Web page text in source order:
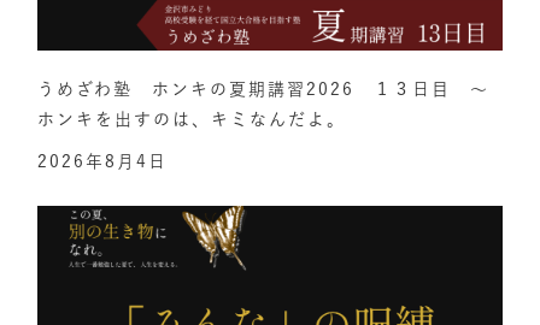
うめざわ塾 ホンキの夏期講習2026 １３日目 ～
ホンキを出すのは、キミなんだよ。
2026年8月4日